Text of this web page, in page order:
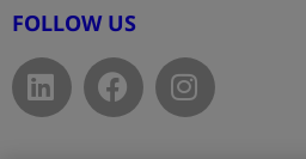
FOLLOW US